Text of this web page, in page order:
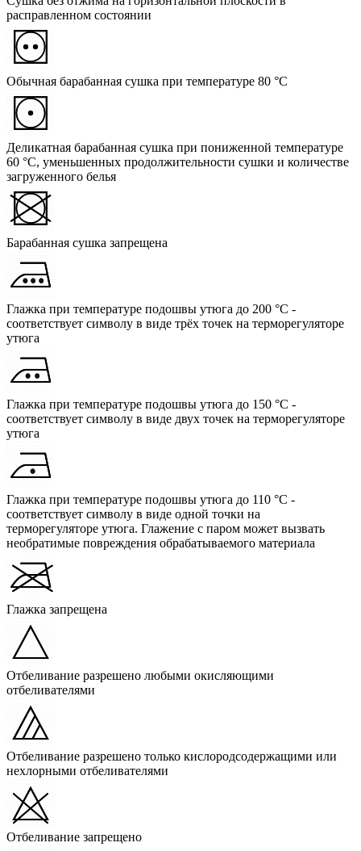
расправленном состоянии
Обычная барабанная сушка при температуре 80 °C
Деликатная барабанная сушка при пониженной температуре
60 °C, уменьшенных продолжительности сушки и количестве
загруженного белья
Барабанная сушка запрещена
Глажка при температуре подошвы утюга до 200 °C -
соответствует символу в виде трёх точек на терморегуляторе
утюга
Глажка при температуре подошвы утюга до 150 °C -
соответствует символу в виде двух точек на терморегуляторе
утюга
Глажка при температуре подошвы утюга до 110 °C -
соответствует символу в виде одной точки на
терморегуляторе утюга. Глажение с паром может вызвать
необратимые повреждения обрабатываемого материала
Глажка запрещена
Отбеливание разрешено любыми окисляющими
отбеливателями
Отбеливание разрешено только кислородсодержащими или
нехлорными отбеливателями
Отбеливание запрещено